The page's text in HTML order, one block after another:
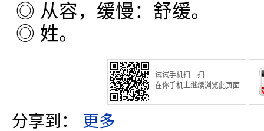
◎ 从容，缓慢：舒缓。
◎ 姓。
试试手机扫一扫
在你手机上继续浏览此页面
分享到： 更多